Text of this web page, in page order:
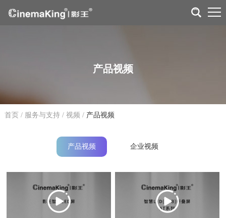
产品视频
首页 / 服务与支持 / 视频 / 产品视频
产品视频 企业视频